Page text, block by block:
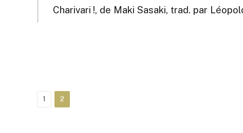
Charivari !, de Maki Sasaki, trad. par
1 2